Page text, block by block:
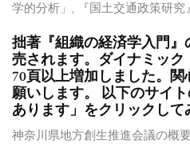
学的分析」, 『国土交通政策研究
拙著『組織の経済学入門
売されます。ダイナミッ
70頁以上増加しました。
願いします。 以下のサイ
あります」をクリックして
神奈川県地方創生推進会議の概